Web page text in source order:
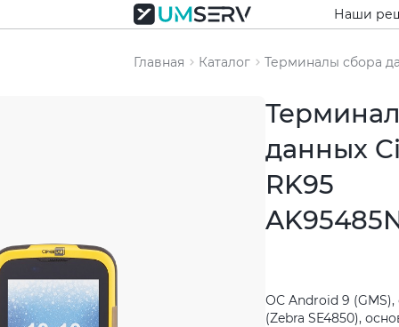
Наши
Главная Каталог Терминалы сбора
данных
RK95
ОС Android 9
(Zebra SE4850),